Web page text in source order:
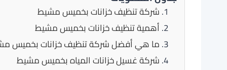
شركة تنظيف خزانات بخميس مشيط
أهمية تنظيف خزانات بخميس مشيط
ما هي أفضل شركة تنظيف خزانات بخميس
شركة غسيل خزانات المياه بخميس مشيط